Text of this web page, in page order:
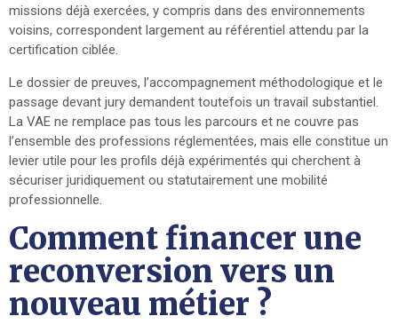
missions déjà exercées, y compris dans des environnements
voisins, correspondent largement au référentiel attendu par la
certification ciblée.
Le dossier de preuves, l’accompagnement méthodologique et le
passage devant jury demandent toutefois un travail substantiel.
La VAE ne remplace pas tous les parcours et ne couvre pas
l’ensemble des professions réglementées, mais elle constitue un
levier utile pour les profils déjà expérimentés qui cherchent à
sécuriser juridiquement ou statutairement une mobilité
professionnelle.
Comment financer une
reconversion vers un
nouveau métier ?